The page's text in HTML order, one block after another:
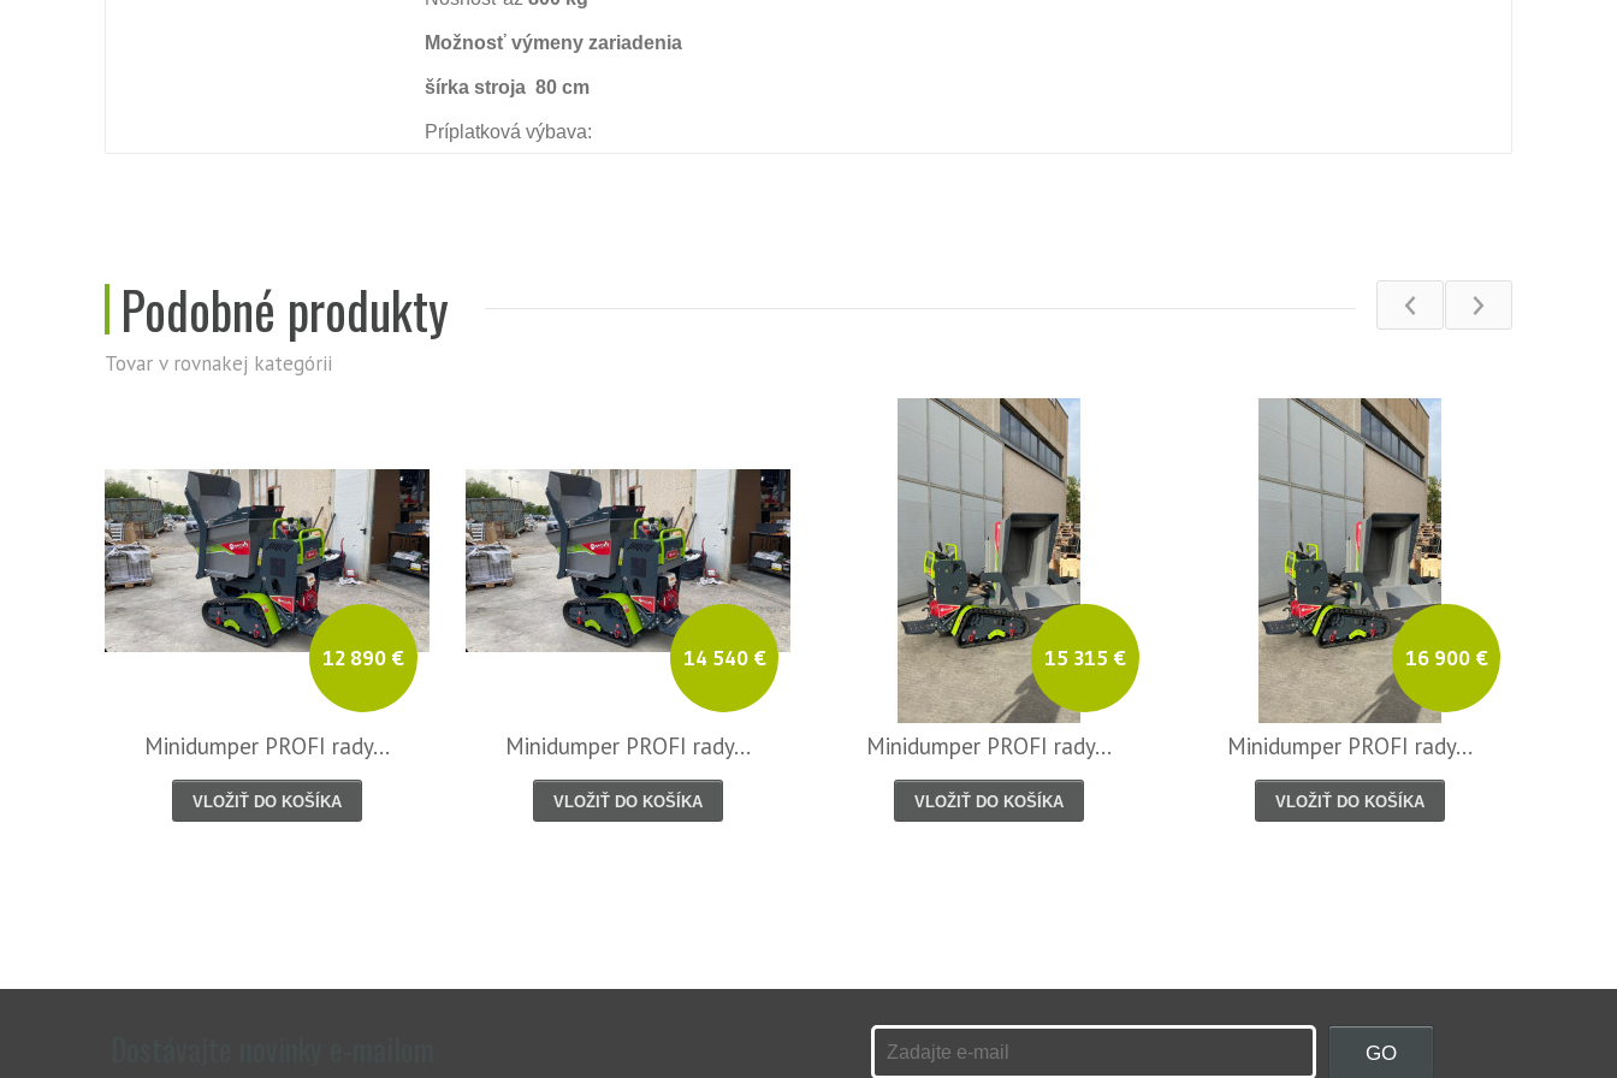
Možnosť výmeny zariadenia
šírka stroja 80 cm
Príplatková výbava:
Podobné produkty
Tovar v rovnakej kategórii
12 890 €
Minidumper PROFI rady...
VLOŽIŤ DO KOŠÍKA
14 540 €
Minidumper PROFI rady...
VLOŽIŤ DO KOŠÍKA
15 315 €
Minidumper PROFI rady...
VLOŽIŤ DO KOŠÍKA
16 900 €
Minidumper PROFI rady...
VLOŽIŤ DO KOŠÍKA